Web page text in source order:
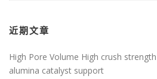
近期文章
High Pore Volume High crush
alumina catalyst support